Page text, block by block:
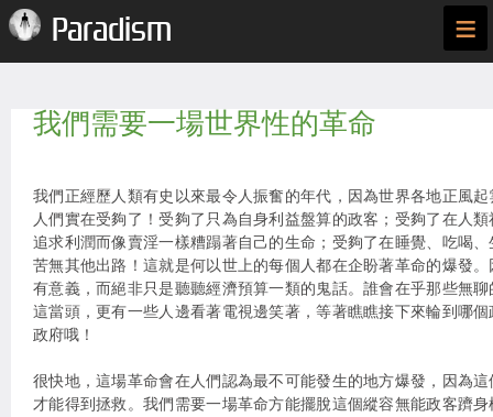
Paradism ≡
我們需要一場世界性的革命
我們正經歷人類有史以來最令人振奮的年代，因為世界各地正風
人們實在受夠了！受夠了只為自身利益盤算的政客；受夠了在人
追求利潤而像賣淫一樣糟蹋著自己的生命；受夠了在睡覺、吃喝
苦無其他出路！這就是何以世上的每個人都在企盼著革命的爆發
有意義，而絕非只是聽聽經濟預算一類的鬼話。誰會在乎那些無
這當頭，更有一些人邊看著電視邊笑著，等著瞧瞧接下來輪到哪
政府哦！
很快地，這場革命會在人們認為最不可能發生的地方爆發，因為
才能得到拯救。我們需要一場革命方能擺脫這個縱容無能政客躋